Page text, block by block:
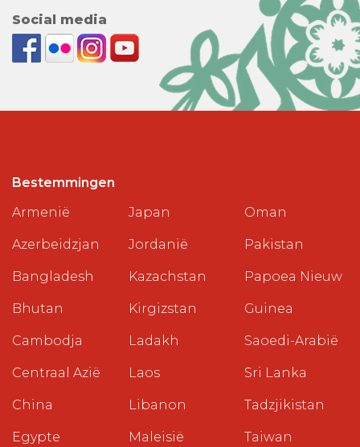
Social media
Bestemmingen
Armenië
Azerbeidzjan
Bangladesh
Bhutan
Cambodja
Centraal Azië
China
Egypte
Japan
Jordanië
Kazachstan
Kirgizstan
Ladakh
Laos
Libanon
Maleisië
Oman
Pakistan
Papoea Nieuw
Guinea
Saoedi-Arabië
Sri Lanka
Tadzjikistan
Taiwan